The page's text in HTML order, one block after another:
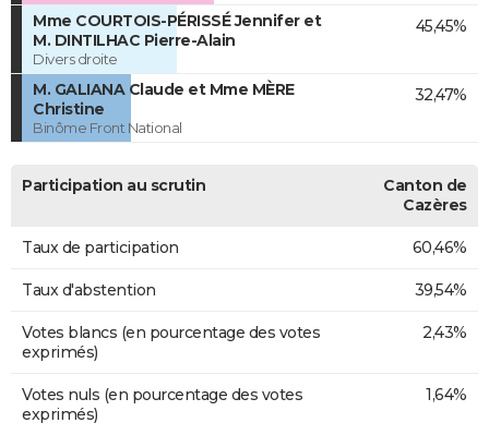
Mme COURTOIS-PÉRISSÉ Jennifer et
M. DINTILHAC Pierre-Alain
Divers droite
45,45%
M. GALIANA Claude et Mme MÈRE
Christine
Binôme Front National
32,47%
Participation au scrutin
Canton de
Cazères
Taux de participation 60,46%
Taux d'abstention 39,54%
Votes blancs (en pourcentage des votes
exprimés)
2,43%
Votes nuls (en pourcentage des votes
exprimés)
1,64%